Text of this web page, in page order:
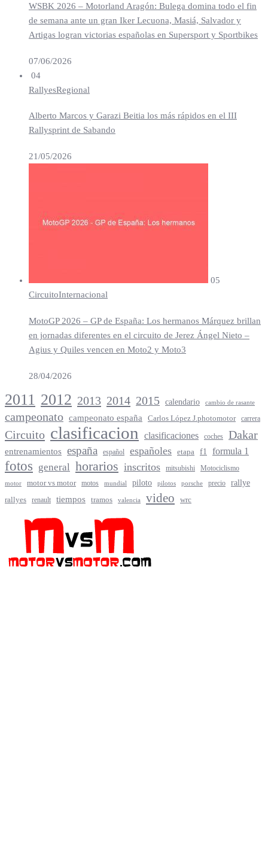
WSBK 2026 – Motorland Aragón: Bulega domina todo el fin
de semana ante un gran Iker Lecuona, Masiá, Salvador y
Artigas logran victorias españolas en Supersport y Sportbikes
07/06/2026
04
RallyesRegional
Alberto Marcos y Garazi Beitia los más rápidos en el III
Rallysprint de Sabando
21/05/2026
05
CircuitoInternacional
MotoGP 2026 – GP de España: Los hermanos Márquez brillan
en jornadas diferentes en el circuito de Jerez Ángel Nieto –
Agius y Quiles vencen en Moto2 y Moto3
28/04/2026
2011 2012 2013 2014 2015 calendario cambio de rasante
campeonato campeonato españa Carlos López J.photomotor carrera
Circuito clasificacion clasificaciones coches Dakar
entrenamientos españa español españoles etapa f1 formula 1
fotos general horarios inscritos mitsubishi Motociclismo
motor motor vs motor motos mundial piloto pilotos porsche precio rallye
rallyes renault tiempos tramos valencia video wrc